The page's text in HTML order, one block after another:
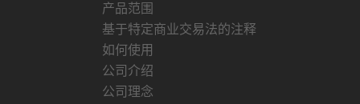
产品范围
基于特定商业交易法的注释
如何使用
公司介绍
公司理念